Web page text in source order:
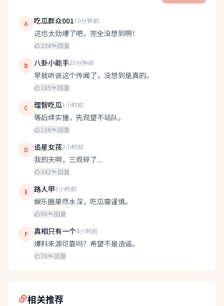
A 吃瓜群众00110分钟前
这也太劲爆了吧，完全没想到啊！
234 回复
B 八卦小能手25分钟前
早就听说这个传闻了，没想到是真的。
189 回复
C 理智吃瓜1小时前
等后续实锤，先观望不站队。
156 回复
D 追星女孩2小时前
我的天啊，三观碎了...
342 回复
E 路人甲3小时前
娱乐圈果然水深，吃瓜需谨慎。
98 回复
F 真相只有一个4小时前
爆料来源可靠吗？希望不是造谣。
76 回复
相关推荐